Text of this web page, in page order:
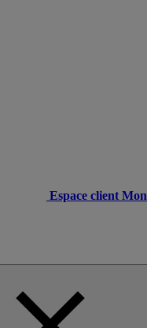
Espace client